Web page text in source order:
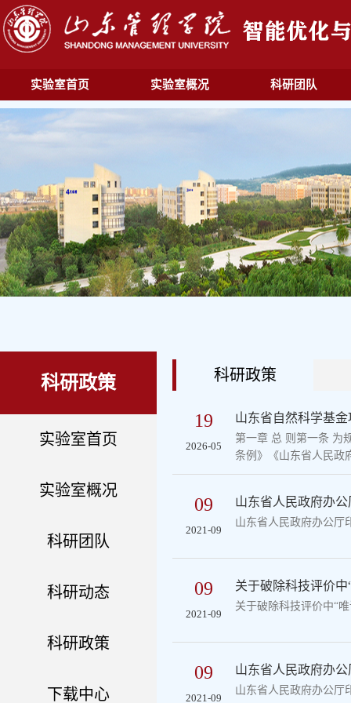
实验室首页 实验室概况 科研团队
科研政策
实验室首页
实验室概况
科研团队
科研动态
科研政策
下载中心
科研政策
19
2026-05
山东省自然科学基
第一章 总 则第一条 为
条例》《山东省人民政
09
2021-09
山东省人民政府办
山东省人民政府办公厅
09
2021-09
关于破除科技评价
关于破除科技评价中“
09
2021-09
山东省人民政府办
山东省人民政府办公厅